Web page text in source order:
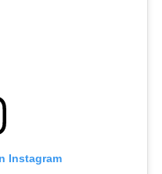
Instagram